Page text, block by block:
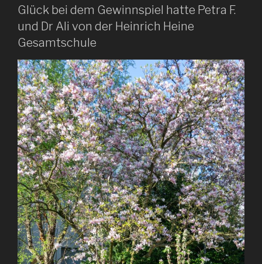
Glück bei dem Gewinnspiel hatte Petra F.
und Dr Ali von der Heinrich Heine
Gesamtschule